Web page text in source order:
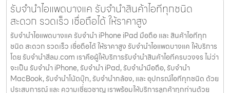
รับจำนำไอแพดบางแค รับจำนำสินค้าไอทีทุกชนิด
สะดวก รวดเร็ว เชื่อถือได้ ให้ราคาสูง
รับจำนำไอแพดบางแค รับจำนำ iPhone iPad มือถือ และ สินค้าไอทีทุก
ชนิด สะดวก รวดเร็ว เชื่อถือได้ ให้ราคาสูง รับจำนำไอแพดบางแค ให้บริการ
โดย รับจํานําสีลม.com เราคือผู้ให้บริการรับจำนำสินค้าไอทีครบวงจร ไม่ว่า
จะเป็น รับจำนำ iPhone, รับจำนำ iPad, รับจำนำมือถือ, รับจำนำ
MacBook, รับจำนำโน้ตบุ๊ก, รับจำนำกล้อง, และ อุปกรณ์ไอทีทุกชนิด ด้วย
ประสบการณ์ และ ความเชี่ยวชาญ เราพร้อมให้บริการลูกค้าทุกท่านด้วย